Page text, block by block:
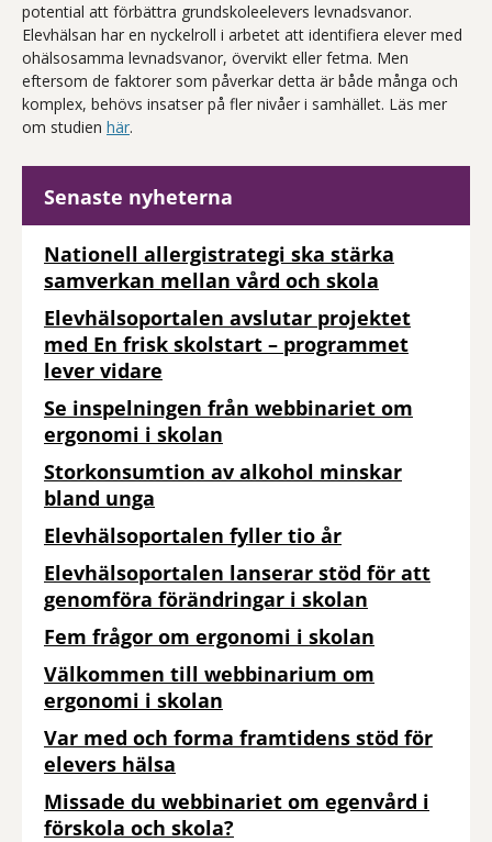
potential att förbättra grundskoleelevers levnadsvanor.
Elevhälsan har en nyckelroll i arbetet att identifiera elever med
ohälsosamma levnadsvanor, övervikt eller fetma. Men
eftersom de faktorer som påverkar detta är både många och
komplex, behövs insatser på fler nivåer i samhället. Läs mer
om studien här.
Senaste nyheterna
Nationell allergistrategi ska stärka
samverkan mellan vård och skola
Elevhälsoportalen avslutar projektet
med En frisk skolstart – programmet
lever vidare
Se inspelningen från webbinariet om
ergonomi i skolan
Storkonsumtion av alkohol minskar
bland unga
Elevhälsoportalen fyller tio år
Elevhälsoportalen lanserar stöd för att
genomföra förändringar i skolan
Fem frågor om ergonomi i skolan
Välkommen till webbinarium om
ergonomi i skolan
Var med och forma framtidens stöd för
elevers hälsa
Missade du webbinariet om egenvård i
förskola och skola?